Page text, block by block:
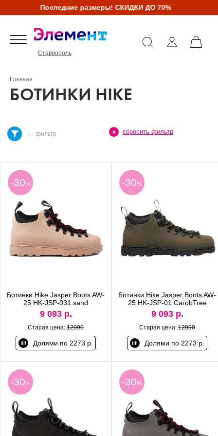
Последние размеры! СКИДКИ ДО 70%
Ставрополь
Главная
БОТИНКИ HIKE
— фильтр сбросить фильтр
-30%
Ботинки Hike Jasper Boots AW-
25 HK-JSP-031 sand
9 093 р.
Старая цена: 12990
Долями по 2273 р.
-30%
Ботинки Hike Jasper Boots AW-
25 HK-JSP-01 CarobTree
9 093 р.
Старая цена: 12990
Долями по 2273 р.
-30% -30%